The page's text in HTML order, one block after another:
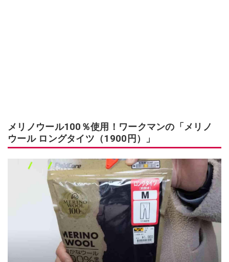
メリノウール100％使用！ワークマンの「メリノ
ウール ロングタイツ（1900円）」